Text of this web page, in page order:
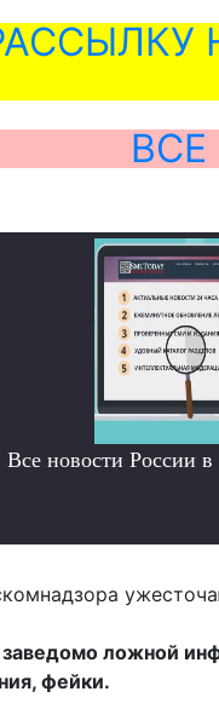
Все новости
заведомо ложной
фейки.